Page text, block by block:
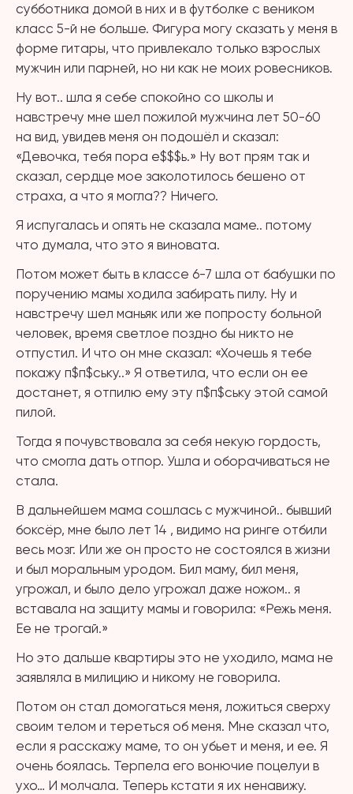
субботника домой в них и в футболке с веником
класс 5-й не больше. Фигура могу сказать у меня в
форме гитары, что привлекало только взрослых
мужчин или парней, но ни как не моих ровесников.
Ну вот.. шла я себе спокойно со школы и
навстречу мне шел пожилой мужчина лет 50-60
на вид, увидев меня он подошёл и сказал:
«Девочка, тебя пора е$$$ь.» Ну вот прям так и
сказал, сердце мое заколотилось бешено от
страха, а что я могла?? Ничего.
Я испугалась и опять не сказала маме.. потому
что думала, что это я виновата.
Потом может быть в классе 6-7 шла от бабушки по
поручению мамы ходила забирать пилу. Ну и
навстречу шел маньяк или же попросту больной
человек, время светлое поздно бы никто не
отпустил. И что он мне сказал: «Хочешь я тебе
покажу п$п$ську..» Я ответила, что если он ее
достанет, я отпилю ему эту п$п$ську этой самой
пилой.
Тогда я почувствовала за себя некую гордость,
что смогла дать отпор. Ушла и оборачиваться не
стала.
В дальнейшем мама сошлась с мужчиной.. бывший
боксёр, мне было лет 14 , видимо на ринге отбили
весь мозг. Или же он просто не состоялся в жизни
и был моральным уродом. Бил маму, бил меня,
угрожал, и было дело угрожал даже ножом.. я
вставала на защиту мамы и говорила: «Режь меня.
Ее не трогай.»
Но это дальше квартиры это не уходило, мама не
заявляла в милицию и никому не говорила.
Потом он стал домогаться меня, ложиться сверху
своим телом и тереться об меня. Мне сказал что,
если я расскажу маме, то он убьет и меня, и ее. Я
очень боялась. Терпела его вонючие поцелуи в
ухо… И молчала. Теперь кстати я их ненавижу.